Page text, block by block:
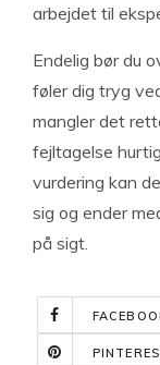
arbejdet til
Endelig bør du
føler dig tryg
mangler det
fejltagelse
vurdering kan
sig og ender
på sigt.